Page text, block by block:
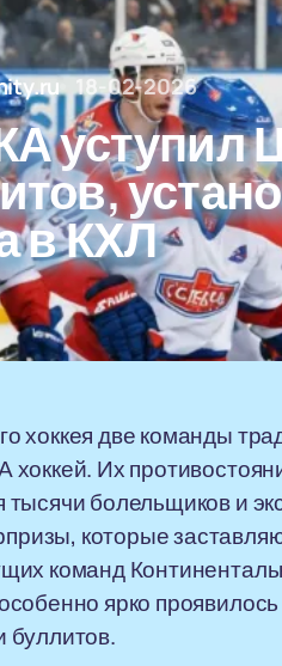
18-02-2026
уступил
в КХЛ
хоккея две команды
Их
тысячи болельщиков и
которые
команд
ярко
буллитов.